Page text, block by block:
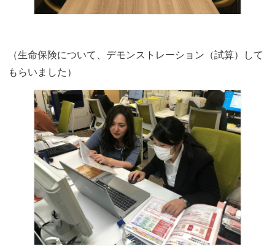
（生命保険について、デモンストレーション（試算）して
もらいました）